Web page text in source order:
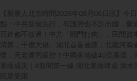
【新唐人北京時間2026年08月06日訊】今日
點：中共新規先行，有護照也不許出國，普
百姓都不放過！中共「關門打狗」，民間資
清算，千億大佬、湖北首富被抓；北戴河鴉
聲，元老遭習嚴控？中國多地破40度高溫，
暴雨成災｜#新聞第一線 湖北暴雨肆虐 洪水
民眾受困